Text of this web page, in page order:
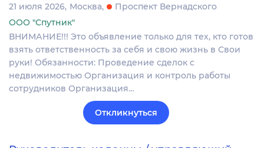
21 июля 2026 Москва
Проспект Вернадского
ООО "Спутник"
ВНИМАНИЕ!!! Это объявление только для тех, кто готов
взять ответственность за себя и свою жизнь в Свои
руки! Обязанности: Проведение сделок с
недвижимостью Организация и контроль работы
сотрудников Организация…
Откликнуться